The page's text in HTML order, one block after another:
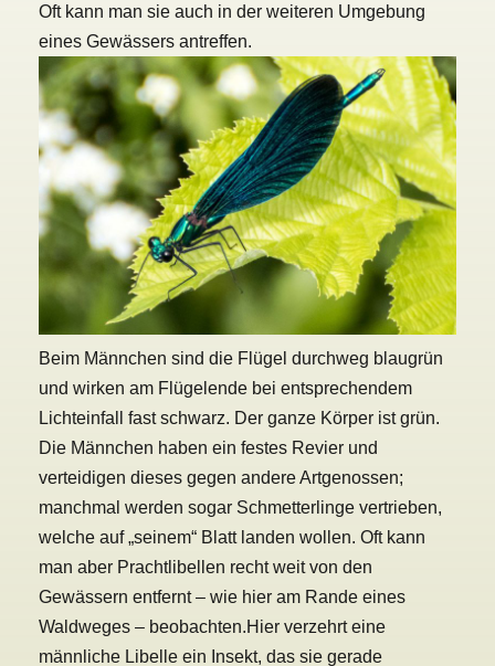
Oft kann man sie auch in der weiteren Umgebung
eines Gewässers antreffen.
Beim Männchen sind die Flügel durchweg blaugrün
und wirken am Flügelende bei entsprechendem
Lichteinfall fast schwarz. Der ganze Körper ist grün.
Die Männchen haben ein festes Revier und
verteidigen dieses gegen andere Artgenossen;
manchmal werden sogar Schmetterlinge vertrieben,
welche auf „seinem“ Blatt landen wollen. Oft kann
man aber Prachtlibellen recht weit von den
Gewässern entfernt – wie hier am Rande eines
Waldweges – beobachten.Hier verzehrt eine
männliche Libelle ein Insekt, das sie gerade